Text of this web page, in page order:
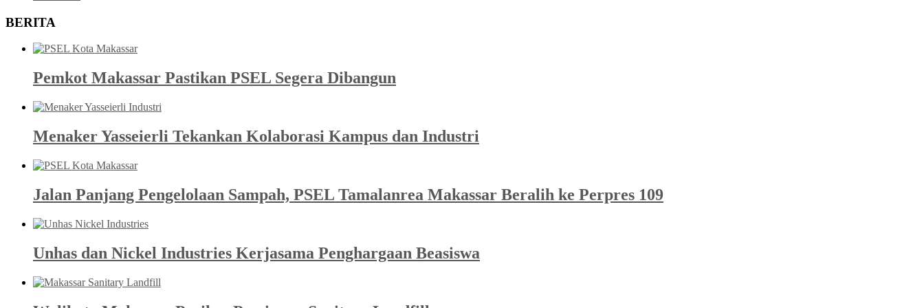
BERITA
Pemkot Makassar Pastikan PSEL Segera Dibangun
Menaker Yasseierli Tekankan Kolaborasi Kampus dan Industri
Jalan Panjang Pengelolaan Sampah, PSEL Tamalanrea Makassar Beralih ke Perpres 109
Unhas dan Nickel Industries Kerjasama Penghargaan Beasiswa